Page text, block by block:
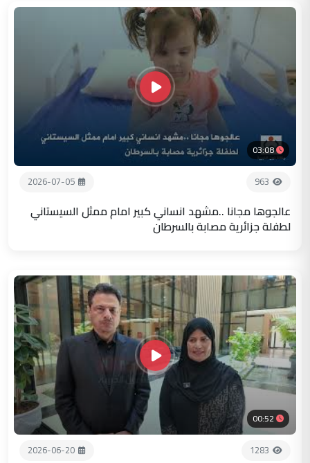
03:08
963
2026-07-05
عالجوها مجانا ..مشهد انساني كبير امام ممثل السيستاني
لطفلة جزائرية مصابة بالسرطان
00:52
1283
2026-06-20